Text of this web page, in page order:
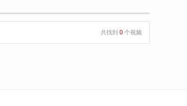
共找到 0 个视频